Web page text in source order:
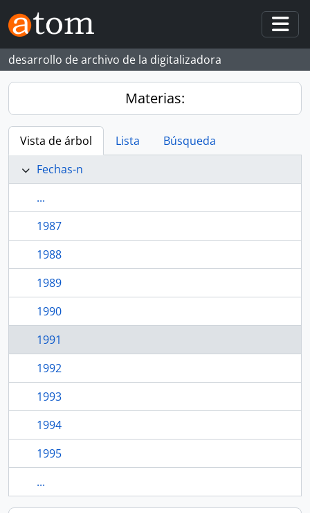
Skip to main content
desarrollo de archivo de la digitalizadora
Materias:
Vista de árbol Lista
Búsqueda
Fechas-n
...
1987
1988
1989
1990
1991
1992
1993
1994
1995
...